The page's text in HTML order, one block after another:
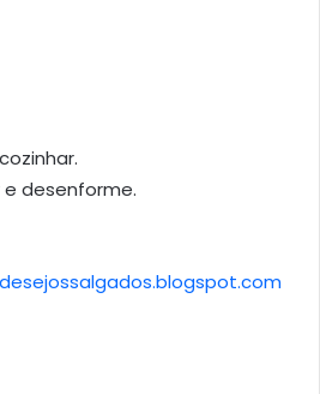
desenforme.